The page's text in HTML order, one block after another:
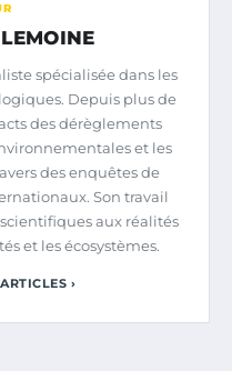
spécialisée dans les
Depuis plus de
des dérèglements
et les
des enquêtes de
Son travail
aux réalités
et les écosystèmes.
›